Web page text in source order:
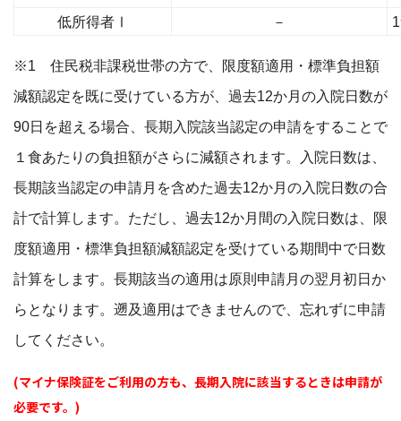
低所得者Ⅰ －
※1 住民税非課税世帯の方で、限度額適用・標準負担額
減額認定を既に受けている方が、過去12か月の入院日数が
90日を超える場合、長期入院該当認定の申請をすることで
１食あたりの負担額がさらに減額されます。入院日数は、
長期該当認定の申請月を含めた過去12か月の入院日数の合
計で計算します。ただし、過去12か月間の入院日数は、限
度額適用・標準負担額減額認定を受けている期間中で日数
計算をします。長期該当の適用は原則申請月の翌月初日か
らとなります。遡及適用はできませんので、忘れずに申請
してください。
(マイナ保険証をご利用の方も、長期入院に該当するときは申請が
必要です。)